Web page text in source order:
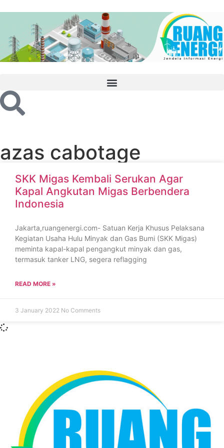
azas cabotage
SKK Migas Kembali Serukan Agar
Kapal Angkutan Migas Berbendera
Indonesia
Jakarta,ruangenergi.com- Satuan Kerja Khusus Pelaksana
Kegiatan Usaha Hulu Minyak dan Gas Bumi (SKK Migas)
meminta kapal-kapal pengangkut minyak dan gas,
termasuk tanker LNG, segera reflagging
READ MORE »
3 January 2022 No Comments